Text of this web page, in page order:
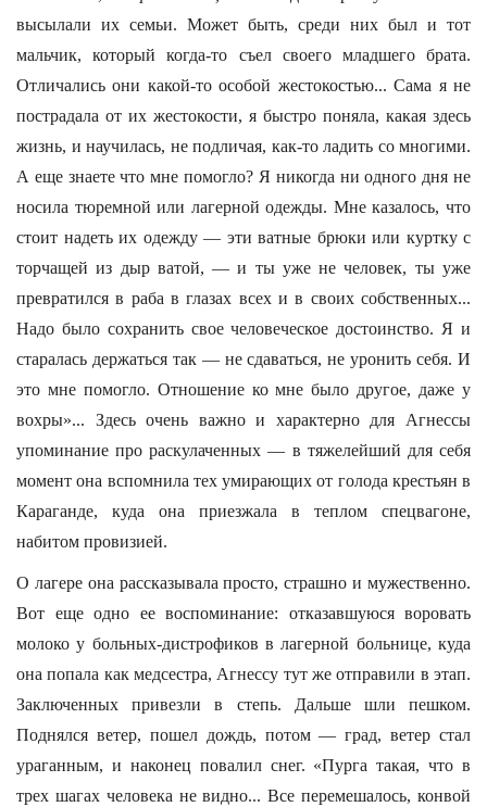
высылали их семьи. Может быть, среди них был и тот
мальчик, который когда-то съел своего младшего брата.
Отличались они какой-то особой жестокостью... Сама я не
пострадала от их жестокости, я быстро поняла, какая здесь
жизнь, и научилась, не подличая, как-то ладить со многими.
А еще знаете что мне помогло? Я никогда ни одного дня не
носила тюремной или лагерной одежды. Мне казалось, что
стоит надеть их одежду — эти ватные брюки или куртку с
торчащей из дыр ватой, — и ты уже не человек, ты уже
превратился в раба в глазах всех и в своих собственных...
Надо было сохранить свое человеческое достоинство. Я и
старалась держаться так — не сдаваться, не уронить себя. И
это мне помогло. Отношение ко мне было другое, даже у
вохры»... Здесь очень важно и характерно для Агнессы
упоминание про раскулаченных — в тяжелейший для себя
момент она вспомнила тех умирающих от голода крестьян в
Караганде, куда она приезжала в теплом спецвагоне,
набитом провизией.
О лагере она рассказывала просто, страшно и мужественно.
Вот еще одно ее воспоминание: отказавшуюся воровать
молоко у больных-дистрофиков в лагерной больнице, куда
она попала как медсестра, Агнессу тут же отправили в этап.
Заключенных привезли в степь. Дальше шли пешком.
Поднялся ветер, пошел дождь, потом — град, ветер стал
ураганным, и наконец повалил снег. «Пурга такая, что в
трех шагах человека не видно... Все перемешалось, конвой